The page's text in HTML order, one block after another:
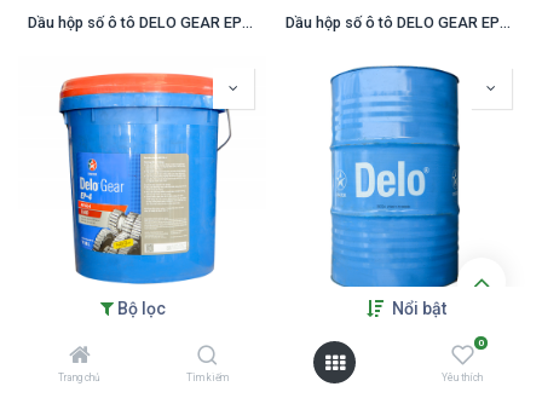
Bộ lọc Nổi bật
Trang chủ Tìm kiếm
0
Yêu thích
Dầu hộp số ô tô DELO GEAR EP5 80W90 (208 lít)(Số sàn, vi sai) Dầu hộp số ô tô DELO GEAR EP5 80W90 (18 lít)(Số sàn, vi sai)